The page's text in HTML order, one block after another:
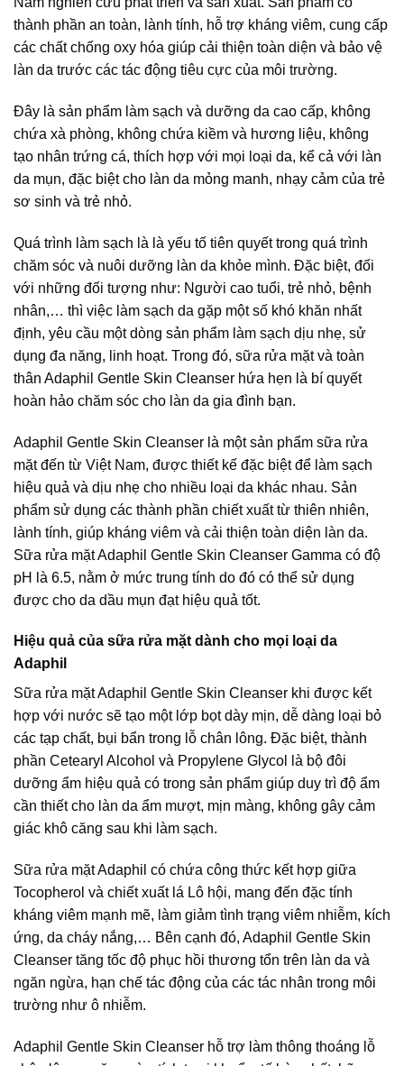
thành phần an toàn, lành tính, hỗ trợ kháng viêm, cung cấp
các chất chống oxy hóa giúp cải thiện toàn diện và bảo vệ
làn da trước các tác động tiêu cực của môi trường.
Đây là sản phẩm làm sạch và dưỡng da cao cấp, không
chứa xà phòng, không chứa kiềm và hương liệu, không
tạo nhân trứng cá, thích hợp với mọi loại da, kể cả với làn
da mụn, đặc biệt cho làn da mỏng manh, nhạy cảm của trẻ
sơ sinh và trẻ nhỏ.
Quá trình làm sạch là là yếu tố tiên quyết trong quá trình
chăm sóc và nuôi dưỡng làn da khỏe mình. Đặc biệt, đối
với những đối tượng như: Người cao tuổi, trẻ nhỏ, bệnh
nhân,… thì việc làm sạch da gặp một số khó khăn nhất
định, yêu cầu một dòng sản phẩm làm sạch dịu nhẹ, sử
dụng đa năng, linh hoạt. Trong đó, sữa rửa mặt và toàn
thân Adaphil Gentle Skin Cleanser hứa hẹn là bí quyết
hoàn hảo chăm sóc cho làn da gia đình bạn.
Adaphil Gentle Skin Cleanser là một sản phẩm sữa rửa
mặt đến từ Việt Nam, được thiết kế đặc biệt để làm sạch
hiệu quả và dịu nhẹ cho nhiều loại da khác nhau. Sản
phẩm sử dụng các thành phần chiết xuất từ thiên nhiên,
lành tính, giúp kháng viêm và cải thiện toàn diện làn da.
Sữa rửa mặt Adaphil Gentle Skin Cleanser Gamma có độ
pH là 6.5, nằm ở mức trung tính do đó có thể sử dụng
được cho da dầu mụn đạt hiệu quả tốt.
Hiệu quả của sữa rửa mặt dành cho mọi loại da
Adaphil
Sữa rửa mặt Adaphil Gentle Skin Cleanser khi được kết
hợp với nước sẽ tạo một lớp bọt dày mịn, dễ dàng loại bỏ
các tạp chất, bụi bẩn trong lỗ chân lông. Đặc biệt, thành
phần Cetearyl Alcohol và Propylene Glycol là bộ đôi
dưỡng ẩm hiệu quả có trong sản phẩm giúp duy trì độ ẩm
cần thiết cho làn da ẩm mượt, mịn màng, không gây cảm
giác khô căng sau khi làm sạch.
Sữa rửa mặt Adaphil có chứa công thức kết hợp giữa
Tocopherol và chiết xuất lá Lô hội, mang đến đặc tính
kháng viêm mạnh mẽ, làm giảm tình trạng viêm nhiễm, kích
ứng, da cháy nắng,… Bên cạnh đó, Adaphil Gentle Skin
Cleanser tăng tốc độ phục hồi thương tổn trên làn da và
ngăn ngừa, hạn chế tác động của các tác nhân trong môi
trường như ô nhiễm.
Adaphil Gentle Skin Cleanser hỗ trợ làm thông thoáng lỗ